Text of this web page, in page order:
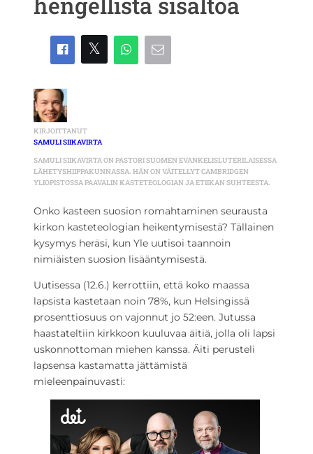
KIRJOITTANUT
SAMULI SIIKAVIRTA
SAMULI SIIKAVIRTA ON PASTORI SUOMEN EVANKELISLUTERILAISESSA
LÄHETYSHIIPPAKUNNASSA. HÄN ON VÄITELLYT CAMBRIDGEN
YLIOPISTOSSA PAAVALIN KASTETEOLOGIAN JA ETIIKAN SUHTEESTA.
Onko kasteen suosion romahtaminen seurausta
kirkon kasteteologian heikentymisestä? Tällainen
kysymys heräsi, kun Yle uutisoi taannoin
nimiäisten suosion lisääntymisestä.
Uutisessa (12.6.) kerrottiin, että koko maassa
lapsista kastetaan noin 78%, kun Helsingissä
prosenttiosuus on vajonnut jo 52:een. Jutussa
haastateltiin kirkkoon kuuluvaa äitiä, jolla oli lapsi
uskonnottoman miehen kanssa. Äiti perusteli
lapsensa kastamatta jättämistä
mieleenpainuvasti: